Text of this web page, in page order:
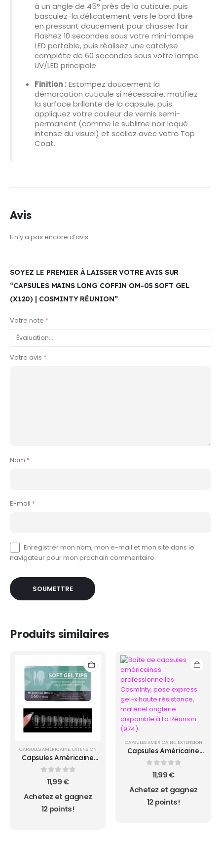
à un angle de 45° près de la cuticule, puis
basculez-la délicatement vers le bord libre
en pressant doucement pour chasser l’air.
Flashez 10 secondes sous votre mini-lampe
LED portable, puis réalisez une catalyse
complète de 60 secondes sous votre lampe
UV/LED principale.
Finition :Estompez doucement la
démarcation cuticule si nécessaire, matifiez
la surface brillante de la capsule, puis
appliquez votre couleur de vernis semi-
permanent (comme le sublime noir laqué
intense du visuel) et scellez avec votre Top
Coat.
Avis
Il n’y a pas encore d’avis.
SOYEZ LE PREMIER À LAISSER VOTRE AVIS SUR
“CAPSULES MAINS LONG COFFIN OM-05 SOFT GEL
(X120) | COSMINTY RÉUNION”
Votre note *
Votre avis *
Nom *
E-mail *
Enregistrer mon nom, mon e-mail et mon site dans le
navigateur pour mon prochain commentaire.
Produits similaires
CAPSULES AMÉRICAINE, EXTENSION
Capsules Américaine
MEDIUM ALMOND
sur 5
11,99€
Achetez et gagnez
12 points!
CAPSULES AMÉRICAINE, EXTENSION
Capsules Américaine
MEDIUM COFFIN ..
sur 5
11,99€
Achetez et gagnez
12 points!